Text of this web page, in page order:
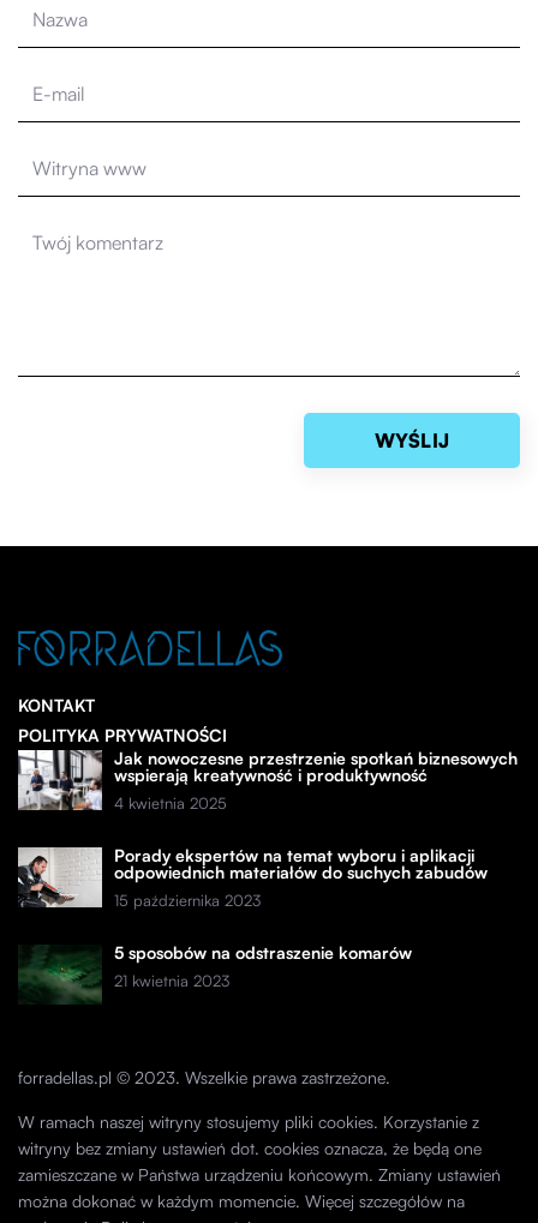
KONTAKT
POLITYKA PRYWATNOŚCI
Jak nowoczesne przestrzenie spotkań biznesowych
wspierają kreatywność i produktywność
4 kwietnia 2025
Porady ekspertów na temat wyboru i aplikacji
odpowiednich materiałów do suchych zabudów
15 października 2023
5 sposobów na odstraszenie komarów
21 kwietnia 2023
forradellas.pl © 2023. Wszelkie prawa zastrzeżone.
W ramach naszej witryny stosujemy pliki cookies. Korzystanie z
witryny bez zmiany ustawień dot. cookies oznacza, że będą one
zamieszczane w Państwa urządzeniu końcowym. Zmiany ustawień
można dokonać w każdym momencie. Więcej szczegółów na